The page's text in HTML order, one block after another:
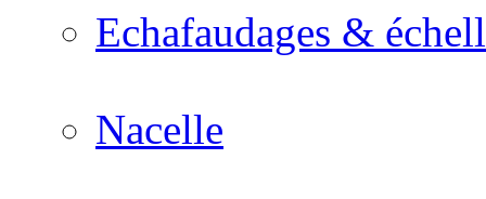
Echafaudages &
Nacelle